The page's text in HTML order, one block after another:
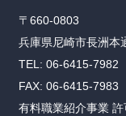
〒660-0803
兵庫県尼崎市長洲本
TEL: 06-6415-7982
FAX: 06-6415-7983
有料職業紹介事業